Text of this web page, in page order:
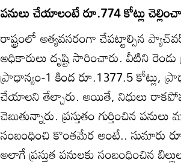
పనులు చేయాలంటే రూ.774 కోట్లు
రాష్ట్రంలో అత్యవసరంగా చేపట్టాల్సిన
అధికారులు దృష్టి సారించారు. వీటిని
ప్రాధాన్యం-1 కింద రూ.1377.5 కోట్లు,
చేయాలని తేల్చారు. అయితే, నిధులు
చెబుతున్నారు. ప్రస్తుతం గుర్తించిన
సంబంధించి కొంతమేర అంటే.. సుమారు
అలాగే ప్రస్తుత పనులకు సంబంధించిన